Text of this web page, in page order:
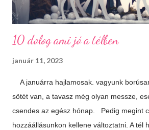
10 dolog ami jó a télben
január 11, 2023
A januárra hajlamosak. vagyunk
sötét van, a tavasz még olyan messze,
csendes az egész hónap. Pedig megint
hozzáállásunkon kellene változtatni. A tél